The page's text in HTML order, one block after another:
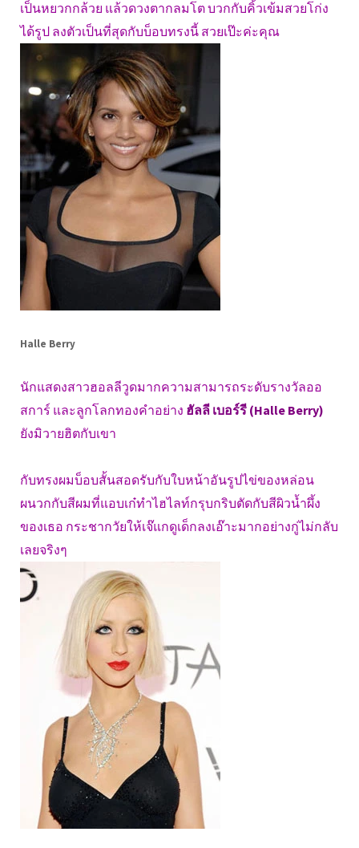
เป็นหยวกกล้วย แล้วดวงตากลมโต บวกกับคิ้วเข้มสวยโก่ง
ได้รูป ลงตัวเป็นที่สุดกับบ็อบทรงนี้ สวยเป๊ะค่ะคุณ
Halle Berry
นักแสดงสาวฮอลลีวูดมากความสามารถระดับรางวัลออ
สการ์ และลูกโลกทองคำอย่าง ฮัลลี เบอร์รี (Halle Berry)
ยังมิวายฮิตกับเขา
กับทรงผมบ็อบสั้นสอดรับกับใบหน้าอันรูปไข่ของหล่อน
ผนวกกับสีผมที่แอบเก๋ทำไฮไลท์กรุบกริบตัดกับสีผิวน้ำผึ้ง
ของเธอ กระชากวัยให้เจ๊แกดูเด็กลงเอ๊าะมากอย่างกู่ไม่กลับ
เลยจริงๆ